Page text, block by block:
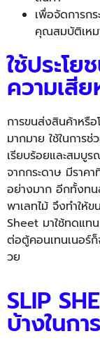
เพื่อจัดการก
คุณสมบัติเหม
ใช้ประโ
ความเสีย
การขนส่งสินค้าหรื
มากมาย ใช้ในการ
เรียบร้อยและสมบู
จากกระดาษ มีราค
อย่างมาก อีกทั้งท
พาเลทไม้ จึงทำให้
Sheet มาใช้ทดแทน
ต่อตู้คอนเทนเนอร์
วย
SLIP
บ้างในก